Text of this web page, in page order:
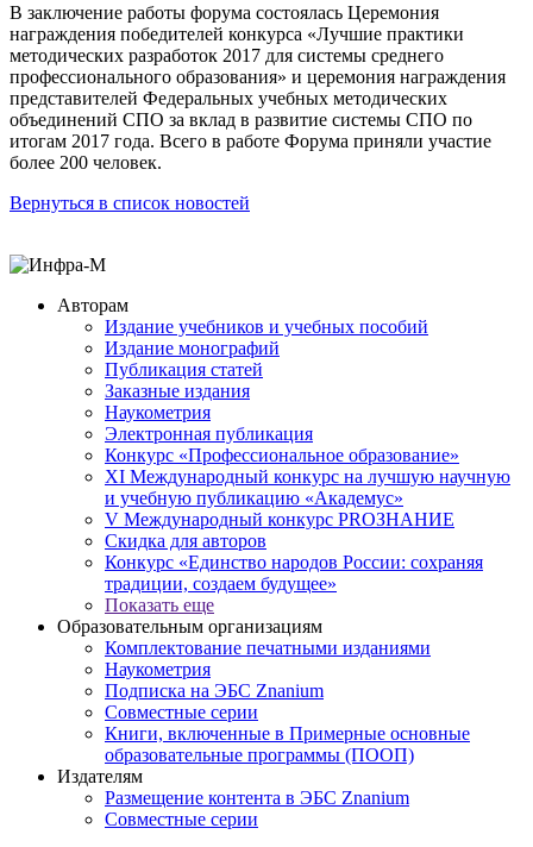
В заключение работы форума состоялась Церемония
награждения победителей конкурса «Лучшие практики
методических разработок 2017 для системы среднего
профессионального образования» и церемония награждения
представителей Федеральных учебных методических
объединений СПО за вклад в развитие системы СПО по
итогам 2017 года. Всего в работе Форума приняли участие
более 200 человек.
Вернуться в список новостей
Авторам
Издание учебников и учебных пособий
Издание монографий
Публикация статей
Заказные издания
Наукометрия
Электронная публикация
Конкурс «Профессиональное образование»
XI Международный конкурс на лучшую научную
и учебную публикацию «Академус»
V Международный конкурс PROЗНАНИЕ
Скидка для авторов
Конкурс «Единство народов России: сохраняя
традиции, создаем будущее»
Показать еще
Образовательным организациям
Комплектование печатными изданиями
Наукометрия
Подписка на ЭБС Znanium
Совместные серии
Книги, включенные в Примерные основные
образовательные программы (ПООП)
Издателям
Размещение контента в ЭБС Znanium
Совместные серии